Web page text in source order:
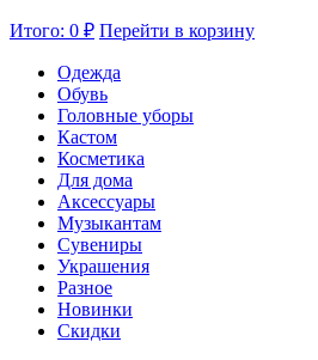
Итого: 0 ₽ Перейти в корзину
Одежда
Обувь
Головные уборы
Кастом
Косметика
Для дома
Аксессуары
Музыкантам
Сувениры
Украшения
Разное
Новинки
Скидки